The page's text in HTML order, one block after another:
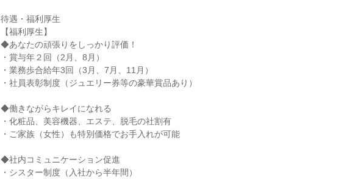
待遇・福利厚生
【福利厚生】
◆あなたの頑張りをしっかり評価！
・賞与年２回（2月、8月）
・業務歩合給年3回（3月、7月、11月）
・社員表彰制度（ジュエリー券等の豪華賞品あり）
◆働きながらキレイになれる
・化粧品、美容機器、エステ、脱毛の社割有
・ご家族（女性）も特別価格でお手入れが可能
◆社内コミュニケーション促進
・シスター制度（入社から半年間）